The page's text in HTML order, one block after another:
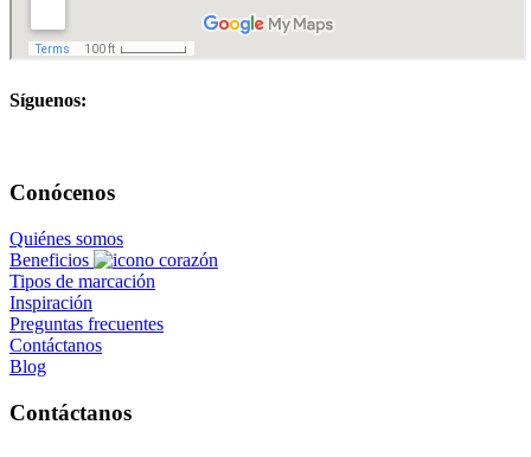
Síguenos:
Conócenos
Quiénes somos
Beneficios
Tipos de marcación
Inspiración
Preguntas frecuentes
Contáctanos
Blog
Contáctanos